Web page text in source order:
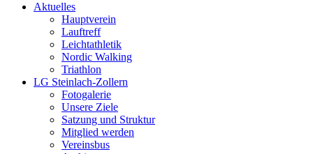
Aktuelles
Hauptverein
Lauftreff
Leichtathletik
Nordic Walking
Triathlon
LG Steinlach-Zollern
Fotogalerie
Unsere Ziele
Satzung und Struktur
Mitglied werden
Vereinsbus